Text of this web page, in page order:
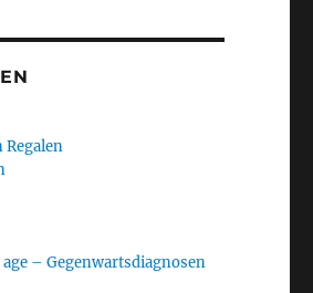
Regalen
– Gegenwartsdiagnosen